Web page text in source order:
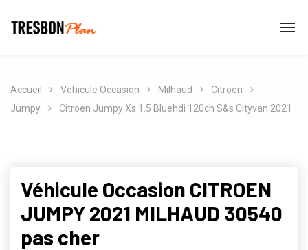
Accueil Vehicule Occasion Milhaud
Citroen
Jumpy
Citroen Jumpy Xs 1.5 Bluehdi 120ch S&s Cityvan 2021
Véhicule Occasion CITROEN
JUMPY 2021 MILHAUD 30540
pas cher